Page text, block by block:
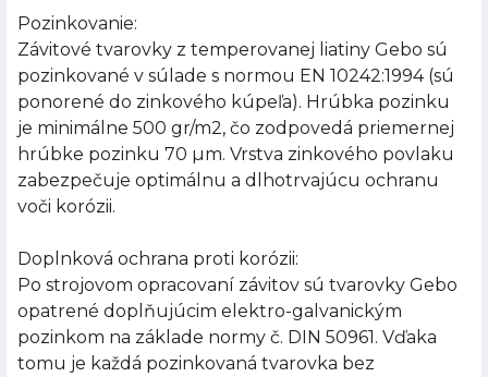
Pozinkovanie:
Závitové tvarovky z temperovanej liatiny Gebo sú
pozinkované v súlade s normou EN 10242:1994 (sú
ponorené do zinkového kúpeľa). Hrúbka pozinku
je minimálne 500 gr/m2, čo zodpovedá priemernej
hrúbke pozinku 70 µm. Vrstva zinkového povlaku
zabezpečuje optimálnu a dlhotrvajúcu ochranu
voči korózii.
Doplnková ochrana proti korózii:
Po strojovom opracovaní závitov sú tvarovky Gebo
opatrené doplňujúcim elektro-galvanickým
pozinkom na základe normy č. DIN 50961. Vďaka
tomu je každá pozinkovaná tvarovka bez